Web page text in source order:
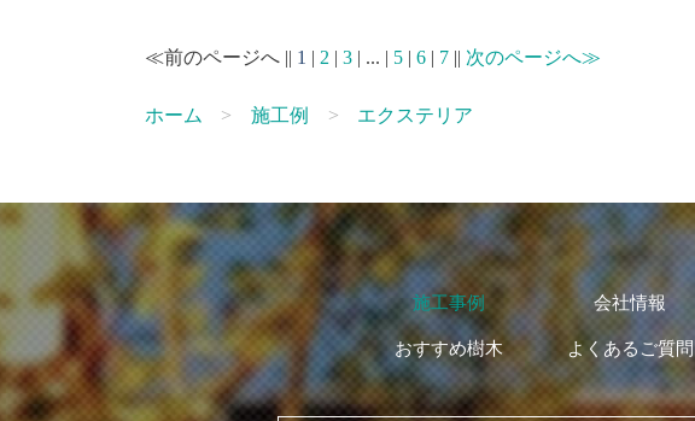
≪前のページへ || 1 | 2 | 3| ... | 5| 6| 7|| 次のページへ≫
ホーム 施工例 エクステリア
施工事例 会社情報
おすすめ樹木 よくあるご質問